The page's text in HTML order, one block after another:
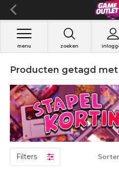
zoeken
menu
Producten getagd met
Filters